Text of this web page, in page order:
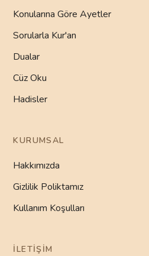
Konularına Göre Ayetler
Sorularla Kur'an
Dualar
Cüz Oku
Hadisler
KURUMSAL
Hakkımızda
Gizlilik Poliktamız
Kullanım Koşulları
İLETIŞIM